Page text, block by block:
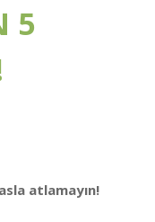
5
atlamayın!